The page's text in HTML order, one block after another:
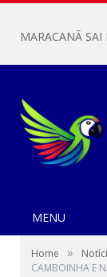
MENU
Home »
CAMBOINHA E